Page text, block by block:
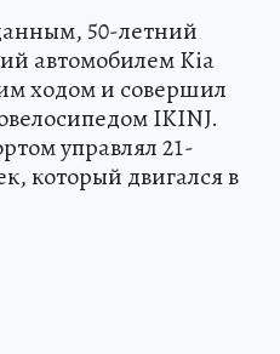
50-летний
автомобилем Kia
ходом и совершил
IKINJ.
управлял 21-
который двигался в